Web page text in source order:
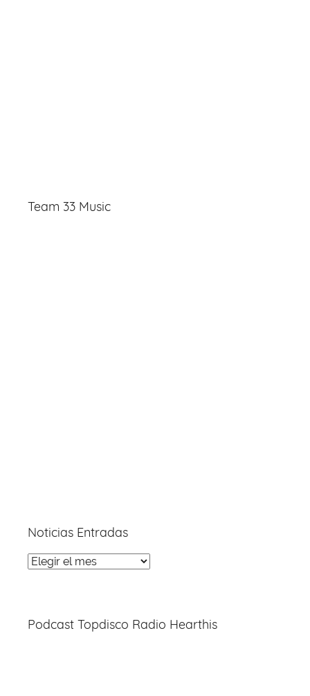
Team 33 Music
Noticias Entradas
Noticias
Podcast Topdisco Radio Hearthis